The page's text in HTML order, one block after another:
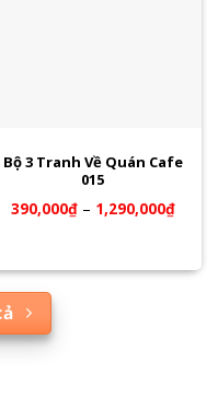
Bộ 3 Tranh Về Quán Cafe
015
390,000₫– 1,290,000₫